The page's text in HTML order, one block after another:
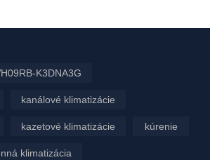
K3DNA3G
kanálové klimatizácie
kazetové klimatizácie kúrenie
klimatizácia